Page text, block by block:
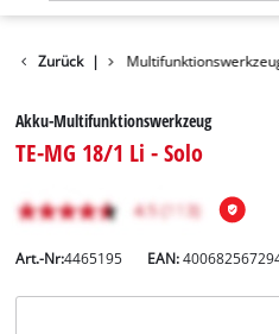
Zurück |
Werkzeug
Akku-Multifunktionswerkzeug
TE-MG 18/1 Li - Solo
Art.-Nr:4465195 EAN: